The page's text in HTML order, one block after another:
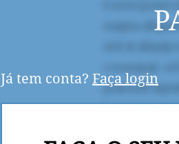
Já tem conta? Faça login